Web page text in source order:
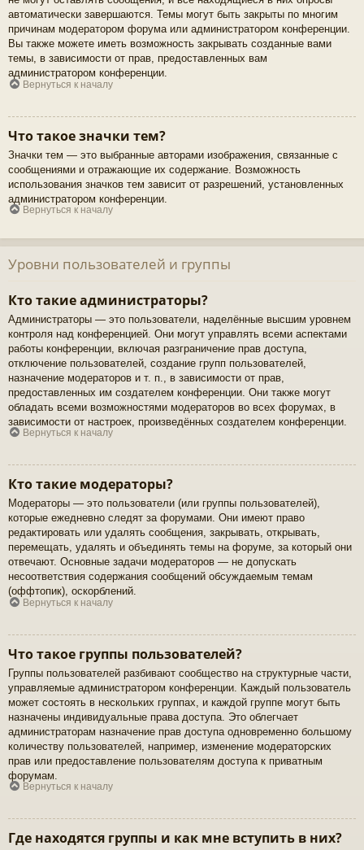
автоматически завершаются. Темы могут быть закрыты по многим
причинам модератором форума или администратором конференции.
Вы также можете иметь возможность закрывать созданные вами
темы, в зависимости от прав, предоставленных вам
администратором конференции.
Вернуться к началу
Что такое значки тем?
Значки тем — это выбранные авторами изображения, связанные с
сообщениями и отражающие их содержание. Возможность
использования значков тем зависит от разрешений, установленных
администратором конференции.
Вернуться к началу
Уровни пользователей и группы
Кто такие администраторы?
Администраторы — это пользователи, наделённые высшим уровнем
контроля над конференцией. Они могут управлять всеми аспектами
работы конференции, включая разграничение прав доступа,
отключение пользователей, создание групп пользователей,
назначение модераторов и т. п., в зависимости от прав,
предоставленных им создателем конференции. Они также могут
обладать всеми возможностями модераторов во всех форумах, в
зависимости от настроек, произведённых создателем конференции.
Вернуться к началу
Кто такие модераторы?
Модераторы — это пользователи (или группы пользователей),
которые ежедневно следят за форумами. Они имеют право
редактировать или удалять сообщения, закрывать, открывать,
перемещать, удалять и объединять темы на форуме, за который они
отвечают. Основные задачи модераторов — не допускать
несоответствия содержания сообщений обсуждаемым темам
(оффтопик), оскорблений.
Вернуться к началу
Что такое группы пользователей?
Группы пользователей разбивают сообщество на структурные части,
управляемые администратором конференции. Каждый пользователь
может состоять в нескольких группах, и каждой группе могут быть
назначены индивидуальные права доступа. Это облегчает
администраторам назначение прав доступа одновременно большому
количеству пользователей, например, изменение модераторских
прав или предоставление пользователям доступа к приватным
форумам.
Вернуться к началу
Где находятся группы и как мне вступить в них?